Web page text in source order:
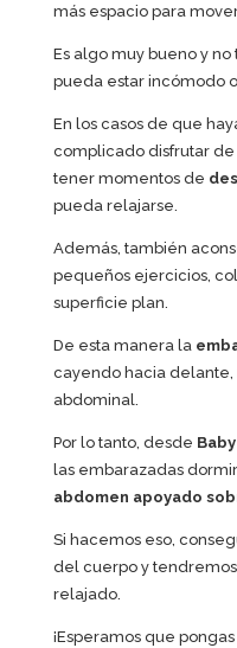
más espacio para
Es algo muy bueno y
pueda estar incómodo
En los casos de que
complicado disfrutar
tener momentos de
pueda relajarse.
Además, también
pequeños ejercicios,
superficie plan.
De esta manera la
cayendo hacia
abdominal.
Por lo tanto, desde
las embarazadas
abdomen apoyado
Si hacemos eso,
del cuerpo y
relajado.
¡Esperamos que